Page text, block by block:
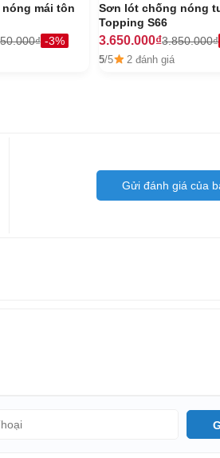
mái tôn
-3%
Sơn lót chống nóng
Topping S66
3.650.000₫3.850.000₫
5/5 2 đánh giá
Gửi đánh giá của